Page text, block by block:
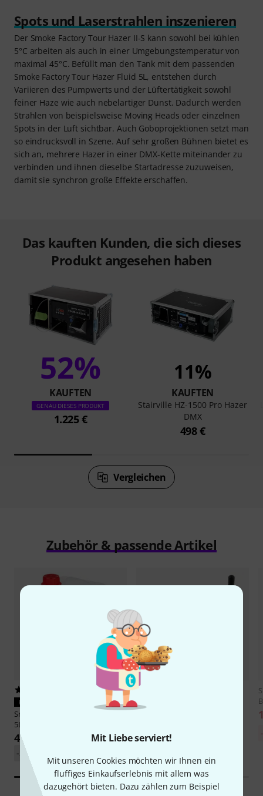
Mit Liebe serviert!
Mit unseren Cookies möchten wir Ihnen ein
fluffiges Einkaufserlebnis mit allem was
dazugehört bieten. Dazu zählen zum Beispiel
Spots und Laserstrahlen inszenieren
Der Smoke Factory Tour Hazer II-S kann sowohl bei kühlen
5°C arbeiten als auch in einer Umgebungstemperatur von
maximal 45°C. Befüllt man den Tank mit dem passenden
Smoke Factory Tour Hazer Fluid 5L, entstehen durch
Variieren des Pumpwerts und der Lüftertätigkeit sowohl
feiner Haze wie auch nebelartiger Dunst. Dadurch werden
Strahlen von beispielsweise Moving Heads oder einzelnen
Spots in der Luft sichtbar. Auch Goboprojektionen setzt man
so eindrucksvoll in Szene. Auf sehr großen Bühnen bietet es
sich an, mehrere Hazer in einer DMX-Kette miteinander zu
verbinden und ihnen dieselbe Startadresse zuzuweisen,
damit sie synchron große Effekte erschaffen.
Das kauften Kunden, die sich dieses
Produkt angesehen haben
52%
KAUFTEN
GENAU DIESES PRODUKT
1.225 €
11%
KAUFTEN
Stairville HZ-1500 Pro Hazer
DMX
498 €
Vergleichen
Zubehör & passende Artikel
PASST GARANTIERT
Smoke Factory
Tour Hazer Fluid
5L
49 €
-36%
285 €